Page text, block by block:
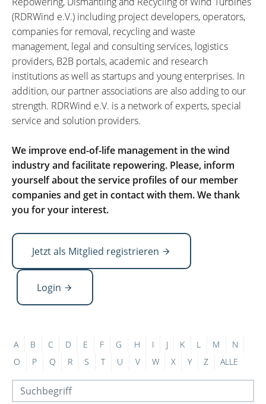
(RDRWind e.V.) including project developers, operators,
companies for removal, recycling and waste
management, legal and consulting services, logistics
providers, B2B portals, academic and research
institutions as well as startups and young enterprises. In
addition, our partner associations are also adding to our
strength. RDRWind e.V. is a network of experts, special
service and solution providers.
We improve end-of-life management in the wind
industry and facilitate repowering. Please, inform
yourself about the service profiles of our member
companies and get in contact with them. We thank
you for your interest.
Jetzt als Mitglied registrieren
Login
A B C D E F G H I J K L M
N
O
P Q R S T U V W X Y Z ALLE